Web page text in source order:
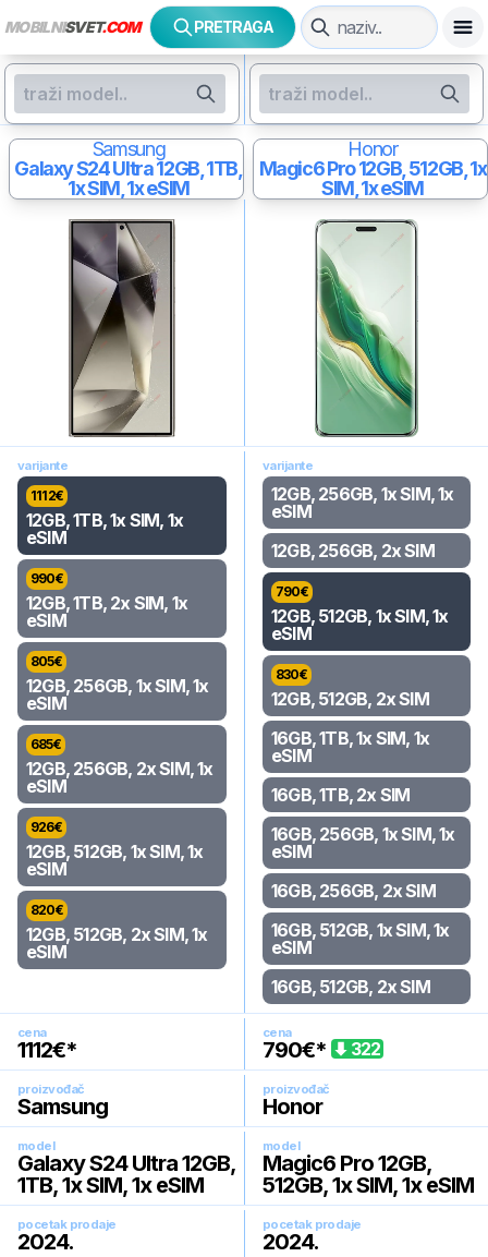
MOBILNISVET.COM PRETRAGA
Samsung
Galaxy S24 Ultra12GB, 1TB,
1x SIM, 1x eSIM
Honor
Magic6 Pro12GB, 512GB, 1x
SIM, 1x eSIM
varijante
1112€
12GB, 1TB, 1x SIM, 1x
eSIM
990€
12GB, 1TB, 2x SIM, 1x
eSIM
805€
12GB, 256GB, 1x SIM, 1x
eSIM
685€
12GB, 256GB, 2x SIM, 1x
eSIM
926€
12GB, 512GB, 1x SIM, 1x
eSIM
820€
12GB, 512GB, 2x SIM, 1x
eSIM
varijante
12GB, 256GB, 1x SIM, 1x
eSIM
12GB, 256GB, 2x SIM
790€
12GB, 512GB, 1x SIM, 1x
eSIM
830€
12GB, 512GB, 2x SIM
16GB, 1TB, 1x SIM, 1x
eSIM
16GB, 1TB, 2x SIM
16GB, 256GB, 1x SIM, 1x
eSIM
16GB, 256GB, 2x SIM
16GB, 512GB, 1x SIM, 1x
eSIM
16GB, 512GB, 2x SIM
cena
1112€*
cena
790€* 322
proizvođač
Samsung
proizvođač
Honor
model
Galaxy S24 Ultra 12GB,
1TB, 1x SIM, 1x eSIM
model
Magic6 Pro 12GB,
512GB, 1x SIM, 1x eSIM
pocetak prodaje
2024.
pocetak prodaje
2024.